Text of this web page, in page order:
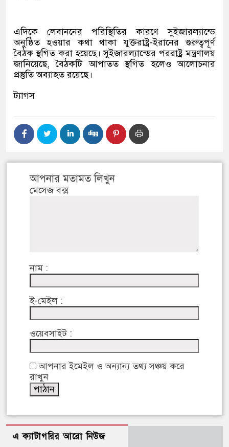
এদিকে লেবাননের পরিস্থিতির কারণে সুইজারল্যান্ডে
অনুষ্ঠিত হওয়ার কথা থাকা যুক্তরাষ্ট্র-ইরানের গুরুত্বপূর্ণ
বৈঠক স্থগিত করা হয়েছে। সুইজারল্যান্ডের পররাষ্ট্র মন্ত্রণালয়
জানিয়েছে, বৈঠকটি আপাতত স্থগিত হলেও আলোচনার
প্রস্তুতি অব্যাহত রয়েছে।
ট্যাগস
আপনার মতামত লিখুন
মেসেজ বক্স
নাম :
ই-মেইল :
ওয়েবসাইট :
আপনার ইমেইল ও অন্যান্য তথ্য সঞ্চয় করে
রাখুন
এ ক্যাটাগরির আরো নিউজ